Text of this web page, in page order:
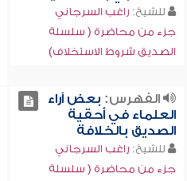
للشيخ: راغب السرجاني
جزء من محاضرة ( سلسلة
الصديق شروط الاستخلاف)
الفهرس: بعض آراء
العلماء في أحقية
الصديق بالخلافة
للشيخ: راغب السرجاني
جزء من محاضرة ( سلسلة